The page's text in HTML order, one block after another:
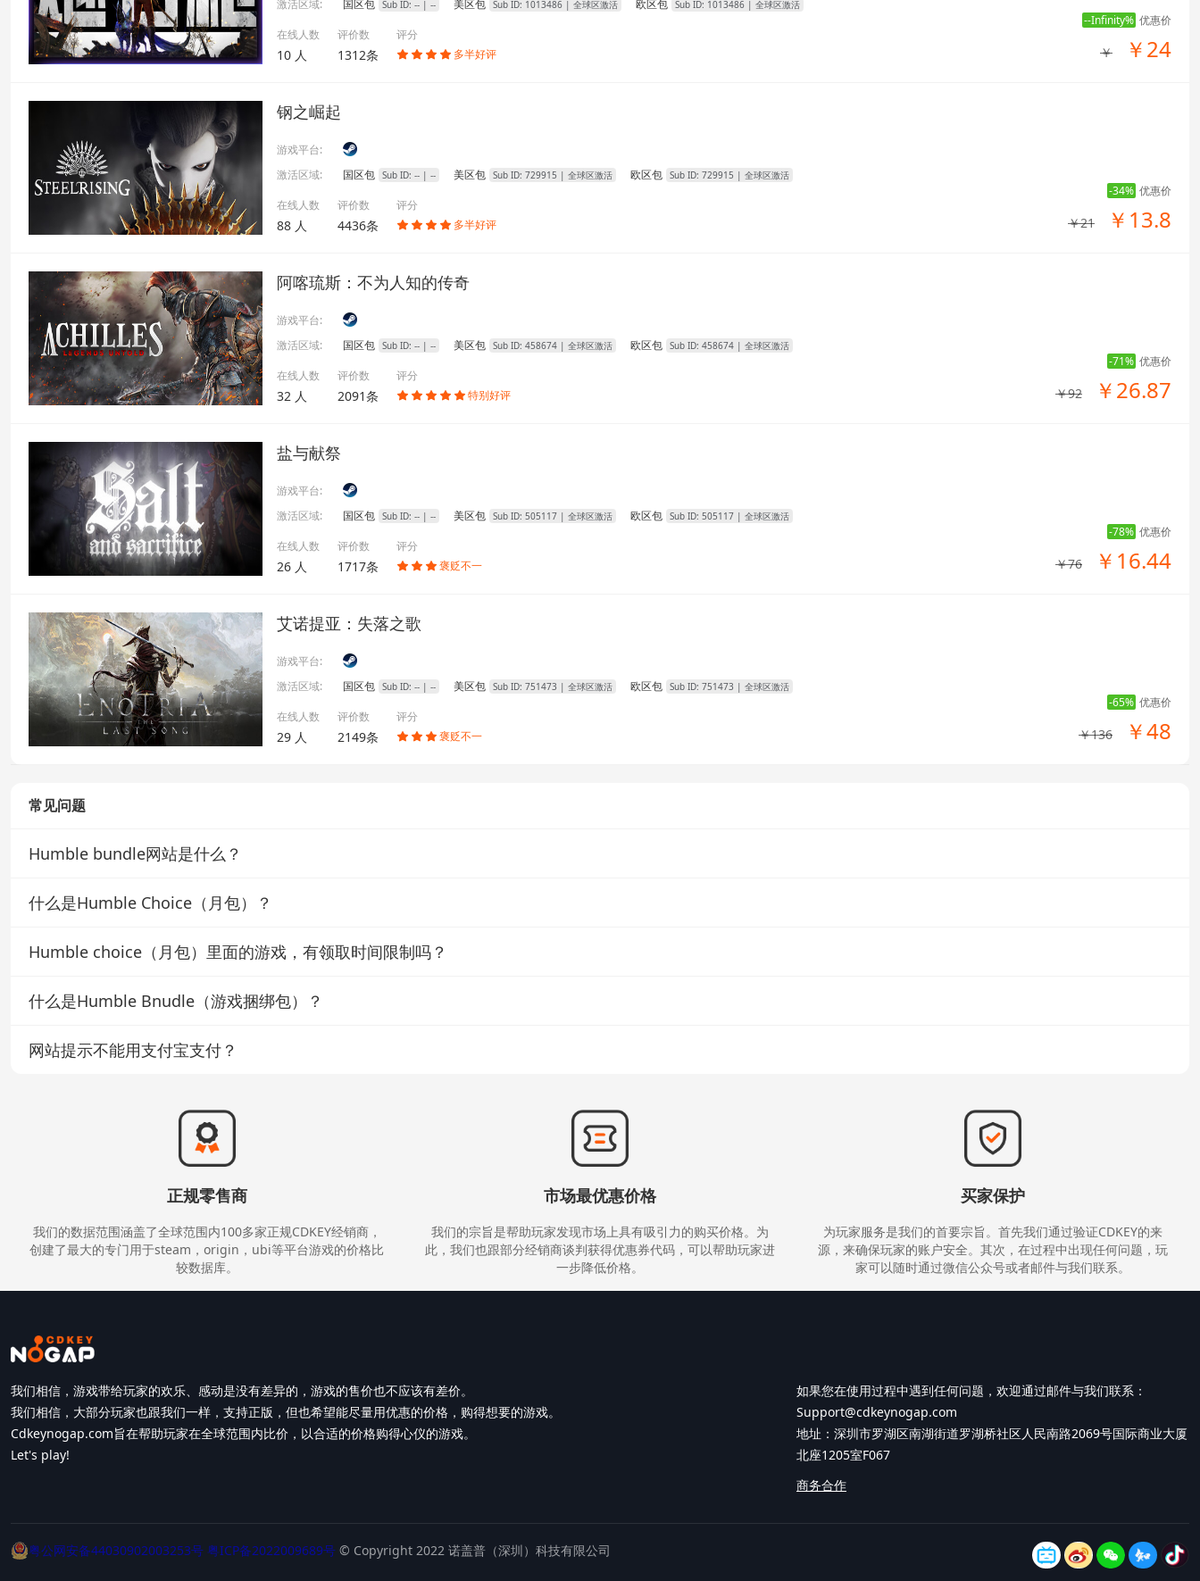
激活区域:
国区包 Sub ID: --| -- 美区包 Sub ID: 1013486| 全球区激活 欧区包 Sub ID: 1013486| 全球区激活
在线人数
10 人
评价数
1312条
评分
    多半好评
--Infinity% 优惠价
￥ ￥24
钢之崛起
游戏平台:
激活区域:
国区包 Sub ID: --| -- 美区包 Sub ID: 729915 | 全球区激活 欧区包 Sub ID: 729915 | 全球区激活
在线人数
88 人
评价数
4436条
评分
    多半好评
-34% 优惠价
￥21 ￥13.8
阿喀琉斯：不为人知的传奇
游戏平台:
激活区域:
国区包 Sub ID: --| -- 美区包 Sub ID: 458674| 全球区激活 欧区包 Sub ID: 458674| 全球区激活
在线人数
32 人
评价数
2091条
评分
     特别好评
-71% 优惠价
￥92 ￥26.87
盐与献祭
游戏平台:
激活区域:
国区包 Sub ID: --| -- 美区包 Sub ID: 505117| 全球区激活 欧区包 Sub ID: 505117| 全球区激活
在线人数
26 人
评价数
1717条
评分
   褒贬不一
-78% 优惠价
￥76 ￥16.44
艾诺提亚：失落之歌
游戏平台:
激活区域:
国区包 Sub ID: --| -- 美区包 Sub ID: 751473 | 全球区激活 欧区包 Sub ID: 751473 | 全球区激活
在线人数
29 人
评价数
2149条
评分
   褒贬不一
-65% 优惠价
￥136 ￥48
常见问题
Humble bundle网站是什么？
城，可以在我们的游戏比价页面发现有humble bundle）。
什么是Humble Choice（月包）？
只能购买当月月包，往期月包无法购买。
订阅步骤有：
1.在choice页面，选择become member，然后在跳出来的页面，选择按月支付或者按年支付。（建议按月支付，下月有想要的游戏再续费）
Humble choice（月包）里面的游戏，有领取时间限制吗？
什么是Humble Bnudle（游戏捆绑包）？
一个捆绑包会分成几个不同的价位，对应不同的包内游戏数量。
网站提示不能用支付宝支付？
正规零售商
我们的数据范围涵盖了全球范围内100多家正规CDKEY经销商，
创建了最大的专门用于steam，origin，ubi等平台游戏的价格比
较数据库。
市场最优惠价格
我们的宗旨是帮助玩家发现市场上具有吸引力的购买价格。为
此，我们也跟部分经销商谈判获得优惠券代码，可以帮助玩家进
一步降低价格。
买家保护
为玩家服务是我们的首要宗旨。首先我们通过验证CDKEY的来
源，来确保玩家的账户安全。其次，在过程中出现任何问题，玩
家可以随时通过微信公众号或者邮件与我们联系。
我们相信，游戏带给玩家的欢乐、感动是没有差异的，游戏的售价也不应该有差价。
我们相信，大部分玩家也跟我们一样，支持正版，但也希望能尽量用优惠的价格，购得想要的游戏。
Cdkeynogap.com旨在帮助玩家在全球范围内比价，以合适的价格购得心仪的游戏。
Let's play!
如果您在使用过程中遇到任何问题，欢迎通过邮件与我们联系：
Support@cdkeynogap.com
地址：深圳市罗湖区南湖街道罗湖桥社区人民南路2069号国际商业大厦
北座1205室F067
商务合作
粤公网安备44030902003253号 粤ICP备2022009689号 © Copyright 2022 诺盖普（深圳）科技有限公司